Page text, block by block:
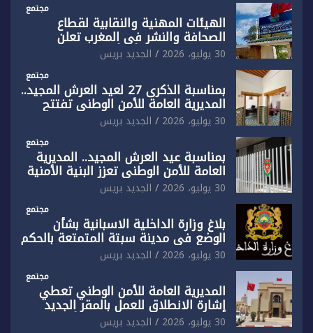
مجتمع
الهيئات المهنية والنقابية لقطاع
الصحافة والنشر في المغرب تعلن
رفضها القاطع لـ”أي أجندة انتخابية
مُعدة على مقاس سياسي ومصلحي
ضيق”
30 يوليو، 2026 الجديد بريس
مجتمع
بمناسبة الذكرى 27 لعيد العرش المجيد..
المديرية العامة للأمن الوطني تفتتح
المقر الجديد لفرقة الشرطة السياحية
بفاس30 يوليو، 2026 الجديد بريس
مجتمع
بمناسبة عيد العرش المجيد.. المديرية
العامة للأمن الوطني تعزز البنية الأمنية
بالناظور بإحداث فرقتين جديدتين
30 يوليو، 2026 الجديد بريس
مجتمع
بلاغ وزارة الداخلية الاسبانية بشأن
الوضع في مدينة سبتة المتمتعة بالحكم
الذاتي
30 يوليو، 2026 الجديد بريس
مجتمع
المديرية العامة للأمن الوطني تعطي
إشارة الانطلاق للعمل بالمقر الجديد
للدائرة الثالثة للشرطة بولاية أمن العيون
30 يوليو، 2026 الجديد بريس